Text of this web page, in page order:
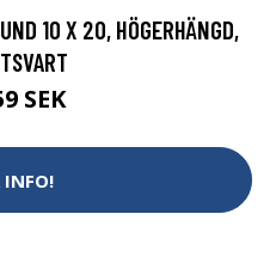
10 X 20, HÖGERHÄNGD,
SEK
INFO!